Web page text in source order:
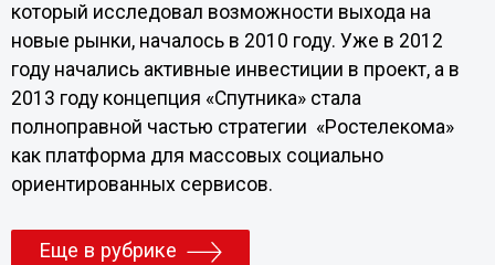
который исследовал возможности выхода на
новые рынки, началось в 2010 году. Уже в 2012
году начались активные инвестиции в проект, а в
2013 году концепция «Спутника» стала
полноправной частью стратегии «Ростелекома»
как платформа для массовых социально
ориентированных сервисов.
Еще в рубрике